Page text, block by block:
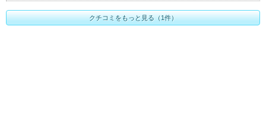
クチコミをもっと見る（1件）